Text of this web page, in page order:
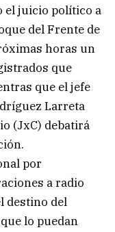
el juicio político a
del Frente de
horas un
que
que el jefe
Larreta
(JxC) debatirá
por
a radio
destino del
lo puedan